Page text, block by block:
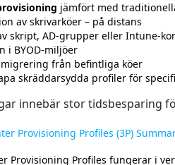
jämfört med
av skrivarköer – på distans
skript, AD‑grupper eller
i BYOD‑miljöer
migrering från befintliga köer
skräddarsydda profiler för
innebär stor tidsbesparing
Provisioning Profiles (3P)
Provisioning Profiles fungerar i